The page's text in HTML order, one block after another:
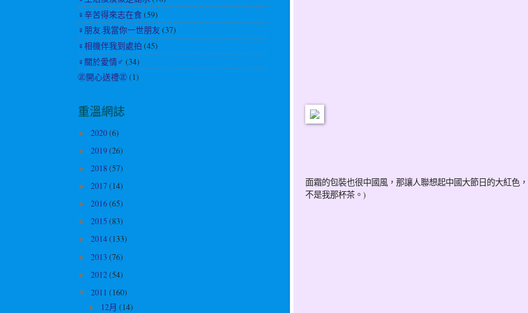
面霜的包裝也很中國風，那讓人聯想起中國大節日的大紅色
不是我那杯茶。)
♀辛苦得來志在食 (59)
♀朋友.我當你一世朋友 (37)
♀相機伴我到處拍 (45)
♀關於愛情♂ (34)
㊣開心送禮㊣(1)
重溫網誌
► 2020(6)
► 2019(26)
► 2018 (57)
► 2017 (14)
► 2016(65)
► 2015 (83)
► 2014(133)
► 2013 (76)
► 2012(54)
▼ 2011 (160)
► 12月 (14)